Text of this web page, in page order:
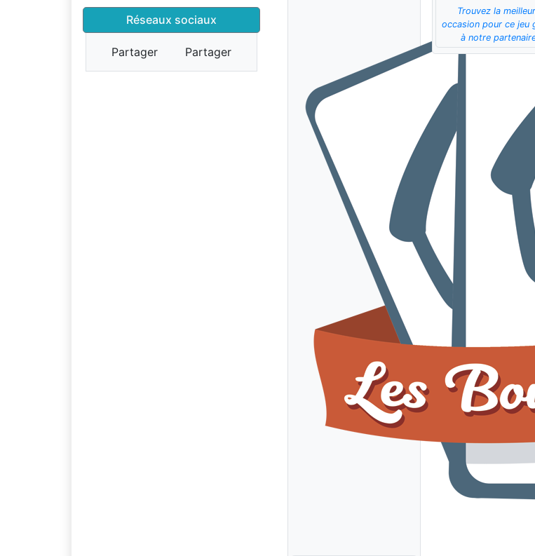
Réseaux sociaux
Partager Partager
Trouvez la
occasion pour ce jeu
à notre